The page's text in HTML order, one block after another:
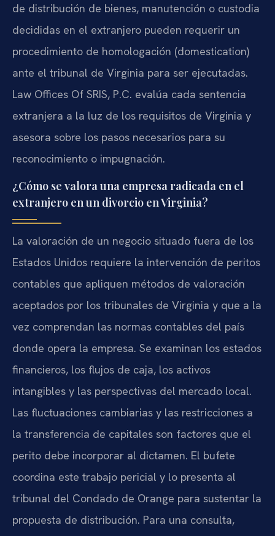
de distribución de bienes, manutención o custodia
decididas en el extranjero pueden requerir un
procedimiento de homologación (domestication)
ante el tribunal de Virginia para ser ejecutadas.
Law Offices Of SRIS, P.C. evalúa cada sentencia
extranjera a la luz de los requisitos de Virginia y
asesora sobre los pasos necesarios para su
reconocimiento o impugnación.
¿Cómo se valora una empresa radicada en el
extranjero en un divorcio en Virginia?
La valoración de un negocio situado fuera de los
Estados Unidos requiere la intervención de peritos
contables que apliquen métodos de valoración
aceptados por los tribunales de Virginia y que a la
vez comprendan las normas contables del país
donde opera la empresa. Se examinan los estados
financieros, los flujos de caja, los activos
intangibles y las perspectivas del mercado local.
Las fluctuaciones cambiarias y las restricciones a
la transferencia de capitales son factores que el
perito debe incorporar al dictamen. El bufete
coordina este trabajo pericial y lo presenta al
tribunal del Condado de Orange para sustentar la
propuesta de distribución. Para una consulta,